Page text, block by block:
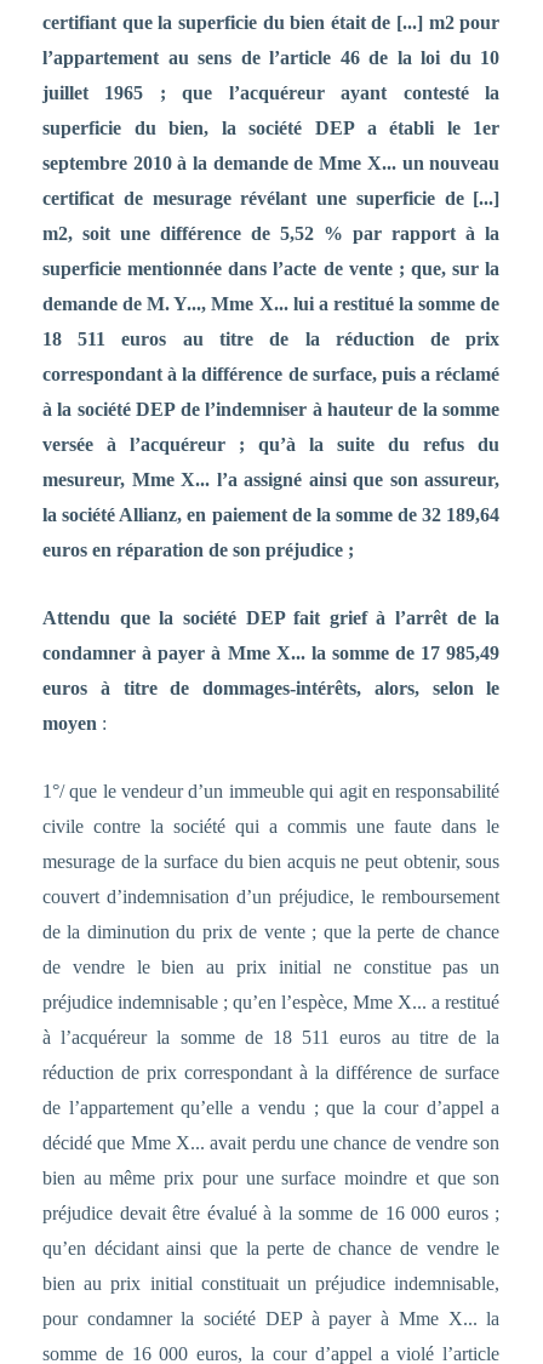
certifiant que la superficie du bien était de [...] m2 pour
l’appartement au sens de l’article 46 de la loi du 10
juillet 1965 ; que l’acquéreur ayant contesté la
superficie du bien, la société DEP a établi le 1er
septembre 2010 à la demande de Mme X... un nouveau
certificat de mesurage révélant une superficie de [...]
m2, soit une différence de 5,52 % par rapport à la
superficie mentionnée dans l’acte de vente ; que, sur la
demande de M. Y..., Mme X... lui a restitué la somme de
18 511 euros au titre de la réduction de prix
correspondant à la différence de surface, puis a réclamé
à la société DEP de l’indemniser à hauteur de la somme
versée à l’acquéreur ; qu’à la suite du refus du
mesureur, Mme X... l’a assigné ainsi que son assureur,
la société Allianz, en paiement de la somme de 32 189,64
euros en réparation de son préjudice ;
Attendu que la société DEP fait grief à l’arrêt de la
condamner à payer à Mme X... la somme de 17 985,49
euros à titre de dommages-intérêts, alors, selon le
moyen :
1°/ que le vendeur d’un immeuble qui agit en responsabilité
civile contre la société qui a commis une faute dans le
mesurage de la surface du bien acquis ne peut obtenir, sous
couvert d’indemnisation d’un préjudice, le remboursement
de la diminution du prix de vente ; que la perte de chance
de vendre le bien au prix initial ne constitue pas un
préjudice indemnisable ; qu’en l’espèce, Mme X... a restitué
à l’acquéreur la somme de 18 511 euros au titre de la
réduction de prix correspondant à la différence de surface
de l’appartement qu’elle a vendu ; que la cour d’appel a
décidé que Mme X... avait perdu une chance de vendre son
bien au même prix pour une surface moindre et que son
préjudice devait être évalué à la somme de 16 000 euros ;
qu’en décidant ainsi que la perte de chance de vendre le
bien au prix initial constituait un préjudice indemnisable,
pour condamner la société DEP à payer à Mme X... la
somme de 16 000 euros, la cour d’appel a violé l’article